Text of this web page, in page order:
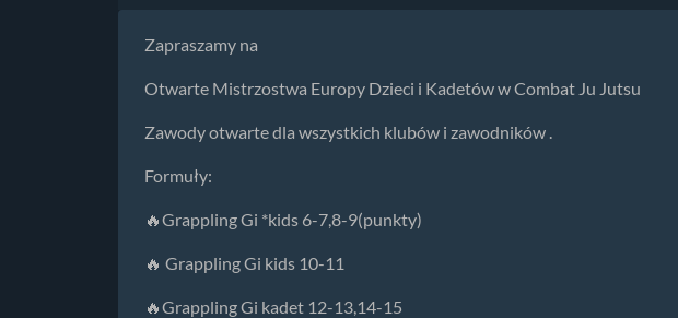
Zapraszamy na
Otwarte Mistrzostwa Europy Dzieci i Kadetów w Combat Ju Jutsu
Zawody otwarte dla wszystkich klubów i zawodników .
Formuły:
🔥Grappling Gi *kids 6-7,8-9(punkty)
🔥 Grappling Gi kids 10-11
🔥Grappling Gi kadet 12-13,14-15